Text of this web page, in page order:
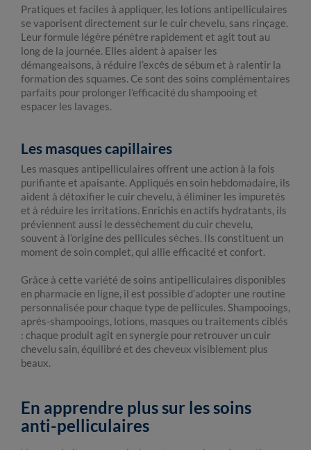
Pratiques et faciles à appliquer, les lotions antipelliculaires
se vaporisent directement sur le cuir chevelu, sans rinçage.
Leur formule légère pénètre rapidement et agit tout au
long de la journée. Elles aident à apaiser les
démangeaisons, à réduire l’excès de sébum et à ralentir la
formation des squames. Ce sont des soins complémentaires
parfaits pour prolonger l’efficacité du shampooing et
espacer les lavages.
Les masques capillaires
Les masques antipelliculaires offrent une action à la fois
purifiante et apaisante. Appliqués en soin hebdomadaire, ils
aident à détoxifier le cuir chevelu, à éliminer les impuretés
et à réduire les irritations. Enrichis en actifs hydratants, ils
préviennent aussi le dessèchement du cuir chevelu,
souvent à l’origine des pellicules sèches. Ils constituent un
moment de soin complet, qui allie efficacité et confort.
Grâce à cette variété de soins antipelliculaires disponibles
en pharmacie en ligne, il est possible d’adopter une routine
personnalisée pour chaque type de pellicules. Shampooings,
après-shampooings, lotions, masques ou traitements ciblés
: chaque produit agit en synergie pour retrouver un cuir
chevelu sain, équilibré et des cheveux visiblement plus
beaux.
En apprendre plus sur les soins
anti-pelliculaires